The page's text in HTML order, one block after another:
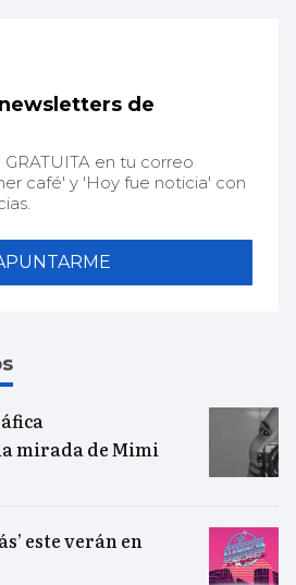
de
en tu correo
café' y 'Hoy fue noticia' con
mirada de Mimi
este verán en